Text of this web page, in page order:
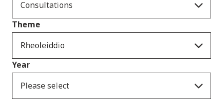
Consultations
Theme
Rheoleiddio
Year
Please select